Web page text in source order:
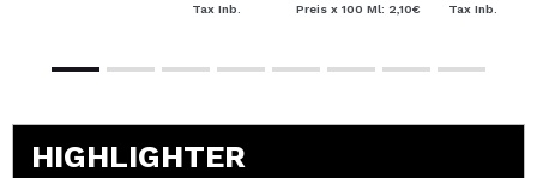
Tax Inb. Preis x 100 Ml: 2,10€ Tax Inb.
HIGHLIGHTER